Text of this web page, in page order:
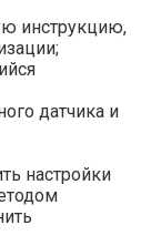
инструкцию,
датчика и
настройки